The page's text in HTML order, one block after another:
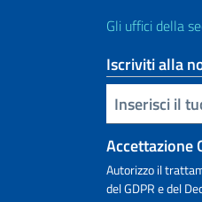
Gli uffici della
Iscriviti alla
Inserisci la tua email
Accettazione
Autorizzo il
del GDPR e del